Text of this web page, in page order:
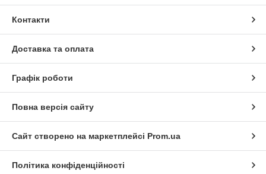
Контакти
Доставка та оплата
Графік роботи
Повна версія сайту
Сайт створено на маркетплейсі Prom.ua
Політика конфіденційності